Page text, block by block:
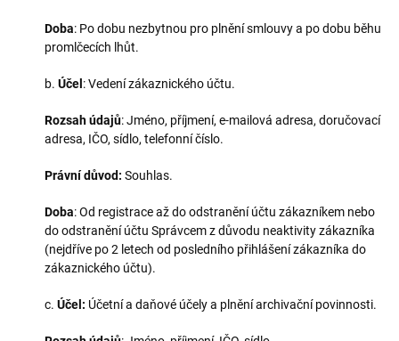
Doba: Po dobu nezbytnou pro plnění smlouvy a po dobu běhu
promlčecích lhůt.
b. Účel : Vedení zákaznického účtu.
Rozsah údajů: Jméno, příjmení, e-mailová adresa, doručovací
adresa, IČO, sídlo, telefonní číslo.
Právní důvod: Souhlas.
Doba: Od registrace až do odstranění účtu zákazníkem nebo
do odstranění účtu Správcem z důvodu neaktivity zákazníka
(nejdříve po 2 letech od posledního přihlášení zákazníka do
zákaznického účtu).
c. Účel: Účetní a daňové účely a plnění archivační povinnosti.